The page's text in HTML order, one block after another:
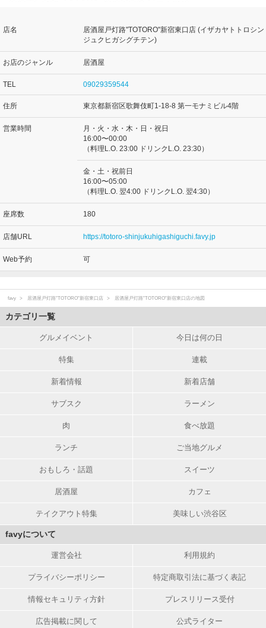
店名
居酒屋戸灯路"TOTORO"新宿東口店 (イザカヤトトロシン
ジュクヒガシグチテン)
お店のジャンル 居酒屋
TEL 09029359544
住所 東京都新宿区歌舞伎町1-18-8 第一モナミビル4階
営業時間
月・火・水・木・日・祝日
16:00〜00:00
（料理L.O. 23:00 ドリンクL.O. 23:30）
金・土・祝前日
16:00〜05:00
（料理L.O. 翌4:00 ドリンクL.O. 翌4:30）
座席数 180
店舗URL https://totoro-shinjukuhigashiguchi.favy.jp
Web予約 可
favy 居酒屋戸灯路"TOTORO"新宿東口店 居酒屋戸灯路"TOTORO"新宿東口店の地図
カテゴリ一覧
グルメイベント 今日は何の日
特集 連載
新着情報 新着店舗
サブスク ラーメン
肉 食べ放題
ランチ ご当地グルメ
おもしろ・話題 スイーツ
居酒屋 カフェ
テイクアウト特集 美味しい渋谷区
favyについて
運営会社 利用規約
プライバシーポリシー 特定商取引法に基づく表記
情報セキュリティ方針 プレスリリース受付
広告掲載に関して 公式ライター